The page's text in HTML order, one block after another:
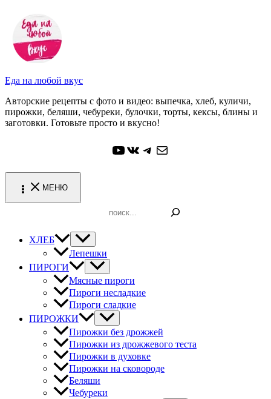
Еда на любой вкус
Авторские рецепты с фото и видео: выпечка, хлеб, куличи,
пирожки, беляши, чебуреки, булочки, торты, кексы, блины и
заготовки. Готовьте просто и вкусно!
YouTube
ВКонтакте
Telegram
Почта
МЕНЮ
ХЛЕБ
Лепешки
ПИРОГИ
Мясные пироги
Пироги несладкие
Пироги сладкие
ПИРОЖКИ
Пирожки без дрожжей
Пирожки из дрожжевого теста
Пирожки в духовке
Пирожки на сковороде
Беляши
Чебуреки